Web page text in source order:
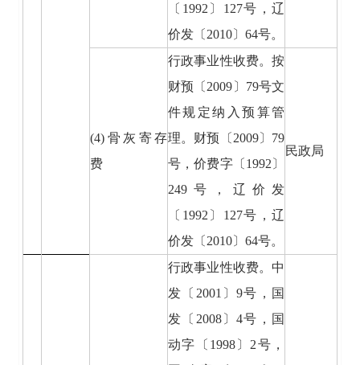
〔1992〕127号，辽
价发〔2010〕64号。
(4)骨灰寄存
费
行政事业性收费。按
财预〔2009〕79号文
件规定纳入预算管
理。财预〔2009〕79
号，价费字〔1992〕
249号，辽价发
〔1992〕127号，辽
价发〔2010〕64号。
民政局
行政事业性收费。中
发〔2001〕9号，国
发〔2008〕4号，国
动字〔1998〕2号，